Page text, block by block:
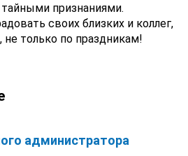
признаниями.
своих близких и коллег,
только по праздникам!
администратора